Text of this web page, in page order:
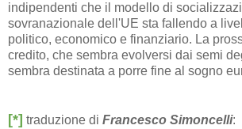
indipendenti che il modello di
sovranazionale dell'UE sta fallendo a
politico, economico e finanziario. La
credito, che sembra evolversi dai semi
sembra destinata a porre fine al sogno
[*] traduzione di Francesco Simoncelli: